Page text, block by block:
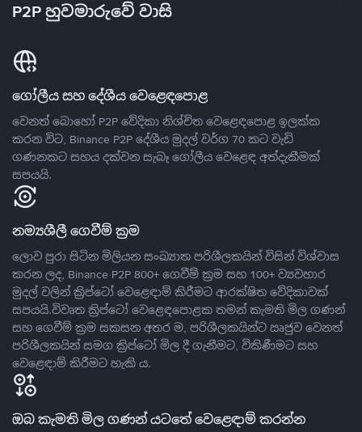
P2P හුවමාරුවේ වාසි
ගෝලීය සහ දේශීය වෙළෙඳපොළ
වෙනත් බොහෝ P2P වේදිකා නිශ්චිත වෙළෙඳපොළ ඉලක්ක
කරන විට, Binance P2P දේශීය මුදල් වර්ග 70 කට වැඩි
ගණනකට සහය දක්වන සැබෑ ගෝලීය වෙළෙඳ අත්දැකීමක්
සපයයි.
නම්‍යශීලී ගෙවීම් ක්‍රම
ලොව පුරා සිටින මිලියන සංඛ්‍යාත පරිශීලකයින් විසින් විශ්වාස
කරන ලද, Binance P2P 800+ ගෙවීම් ක්‍රම සහ 100+ ව්‍යවහාර
මුදල් වලින් ක්‍රිප්ටෝ වෙළෙඳාම් කිරීමට ආරක්ෂිත වේදිකාවක්
සපයයි.විවෘත ක්‍රිප්ටෝ වෙළෙඳපොළක තමන් කැමති මිල ගණන්
සහ ගෙවීම් ක්‍රම සකසන අතර ම, පරිශීලකයින්ට ඍජුව වෙනත්
පරිශීලකයින් සමග ක්‍රිප්ටෝ මිල දී ගැනීමට, විකිණීමට සහ
වෙළෙඳාම් කිරීමට හැකි ය.
ඔබ කැමති මිල ගණන් යටතේ වෙළෙඳාම් කරන්න